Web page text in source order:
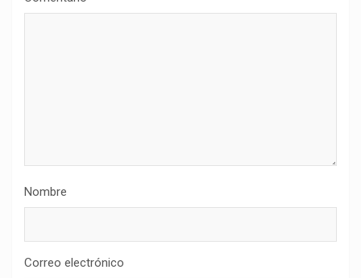
Nombre
Correo electrónico